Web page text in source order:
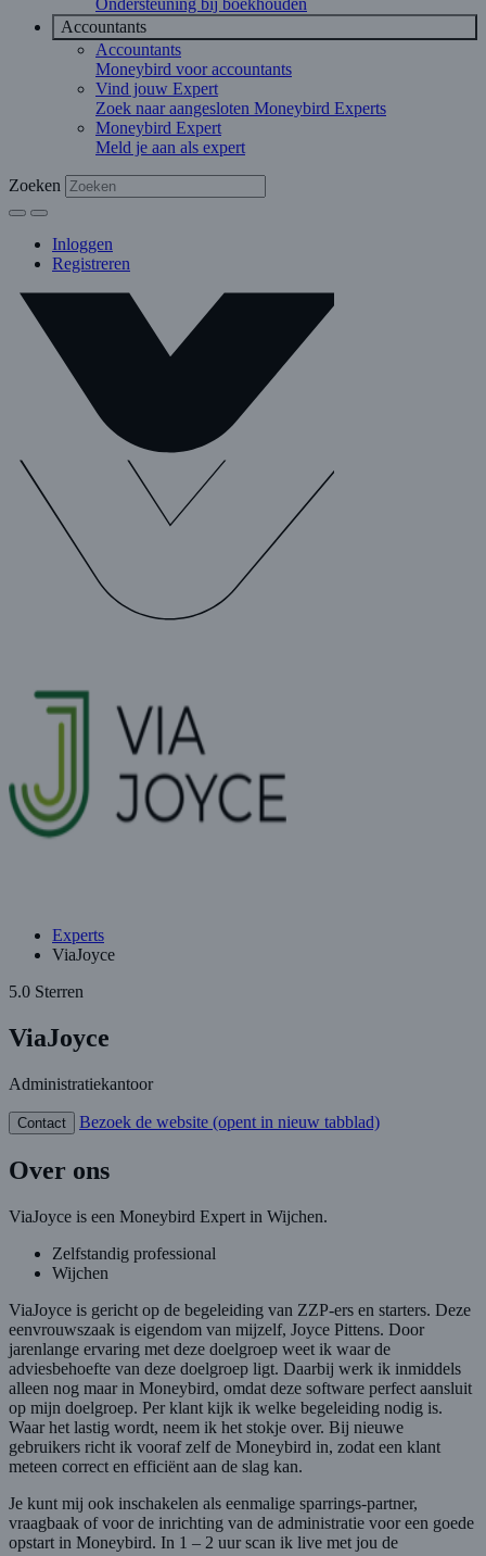
Ondersteuning bij boekhouden
Accountants
Accountants
Moneybird voor accountants
Vind jouw Expert
Zoek naar aangesloten Moneybird Experts
Moneybird Expert
Meld je aan als expert
Zoeken
Inloggen
Registreren
Experts
ViaJoyce
5.0 Sterren
ViaJoyce
Administratiekantoor
Contact Bezoek de website (opent in nieuw tabblad)
Over ons
ViaJoyce is een Moneybird Expert in Wijchen.
Zelfstandig professional
Wijchen
ViaJoyce is gericht op de begeleiding van ZZP-ers en starters. Deze
eenvrouwszaak is eigendom van mijzelf, Joyce Pittens. Door
jarenlange ervaring met deze doelgroep weet ik waar de
adviesbehoefte van deze doelgroep ligt. Daarbij werk ik inmiddels
alleen nog maar in Moneybird, omdat deze software perfect aansluit
op mijn doelgroep. Per klant kijk ik welke begeleiding nodig is.
Waar het lastig wordt, neem ik het stokje over. Bij nieuwe
gebruikers richt ik vooraf zelf de Moneybird in, zodat een klant
meteen correct en efficiënt aan de slag kan.
Je kunt mij ook inschakelen als eenmalige sparrings-partner,
vraagbaak of voor de inrichting van de administratie voor een goede
opstart in Moneybird. In 1 – 2 uur scan ik live met jou de